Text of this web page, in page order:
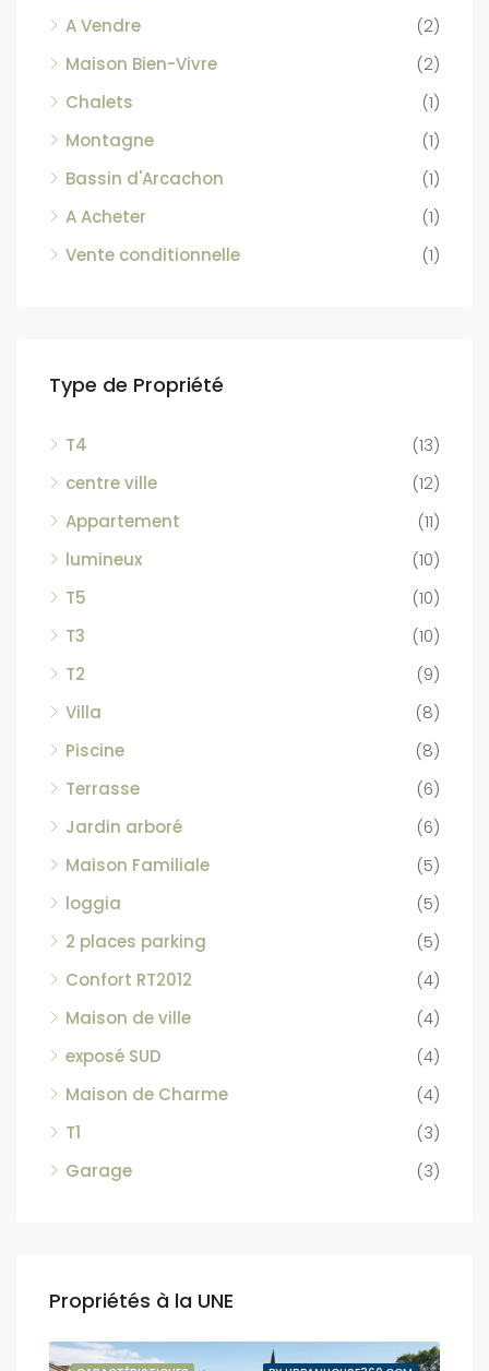
A Vendre
(2)
Maison Bien-Vivre
(2)
Chalets
(1)
Montagne
(1)
Bassin d'Arcachon
(1)
A Acheter
(1)
Vente conditionnelle
(1)
Type de Propriété
T4
(13)
centre ville
(12)
Appartement
(11)
lumineux
(10)
T5
(10)
T3
(10)
T2
(9)
Villa
(8)
Piscine
(8)
Terrasse
(6)
Jardin arboré
(6)
Maison Familiale
(5)
loggia
(5)
2 places parking
(5)
Confort RT2012
(4)
Maison de ville
(4)
exposé SUD
(4)
Maison de Charme
(4)
T1
(3)
Garage
(3)
Propriétés à la UNE